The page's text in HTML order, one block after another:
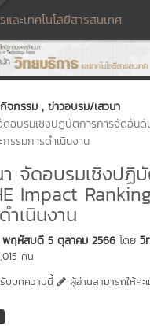
ละเทคโนโลยีสารสนเทศ
จกรรม , ข่าวอบรม/เสวนา
ดอบรมเชิงปฏิบัติการการจัดอัน
รรมการดำเนินงาน
า จัดอบรมเชิงปฏิ
Impact
ำเนินงาน
พฤหัสบดี 5 ตุลาคม 2566 โดย วิ
คน
บบทความนี้
ผู้อ่านสามารถให้ค